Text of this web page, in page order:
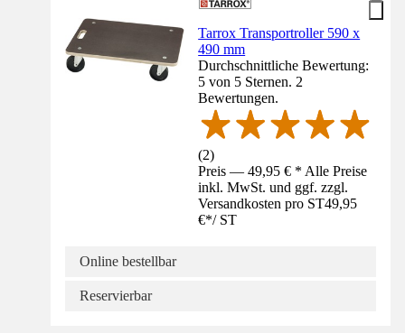
Tarrox Transportroller 590 x
490 mm
Durchschnittliche Bewertung:
5 von 5 Sternen. 2
Bewertungen.
(2)
Preis — 49,95 € * Alle Preise
inkl. MwSt. und ggf. zzgl.
Versandkosten pro ST49,95
€*/ ST
Online bestellbar
Reservierbar